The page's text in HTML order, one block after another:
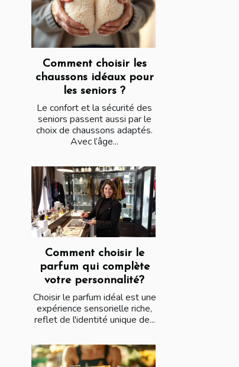
Comment choisir les
chaussons idéaux pour
les seniors ?
Le confort et la sécurité des
seniors passent aussi par le
choix de chaussons adaptés.
Avec l’âge...
Comment choisir le
parfum qui complète
votre personnalité?
Choisir le parfum idéal est une
expérience sensorielle riche,
reflet de l'identité unique de...